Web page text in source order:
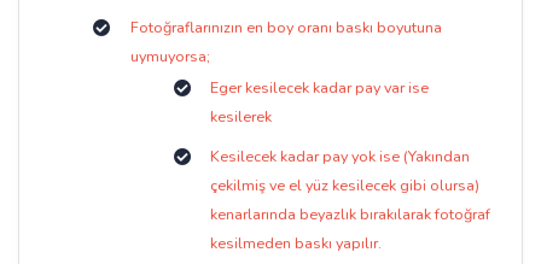
Fotoğraflarınızın en boy oranı baskı boyutuna
uymuyorsa;
Eger kesilecek kadar pay var ise
kesilerek
Kesilecek kadar pay yok ise (Yakından
çekilmiş ve el yüz kesilecek gibi olursa)
kenarlarında beyazlık bırakılarak fotoğraf
kesilmeden baskı yapılır.